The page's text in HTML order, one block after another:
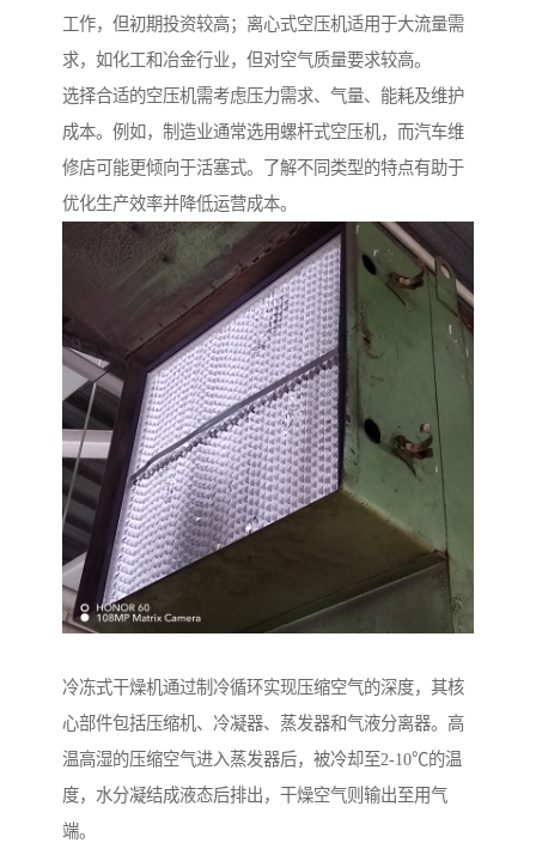
工作，但初期投资较高；离心式空压机适用于大流量需
求，如化工和冶金行业，但对空气质量要求较高。
选择合适的空压机需考虑压力需求、气量、能耗及维护
成本。例如，制造业通常选用螺杆式空压机，而汽车维
修店可能更倾向于活塞式。了解不同类型的特点有助于
优化生产效率并降低运营成本。
冷冻式干燥机通过制冷循环实现压缩空气的深度，其核
心部件包括压缩机、冷凝器、蒸发器和气液分离器。高
温高湿的压缩空气进入蒸发器后，被冷却至2-10℃的温
度，水分凝结成液态后排出，干燥空气则输出至用气
端。